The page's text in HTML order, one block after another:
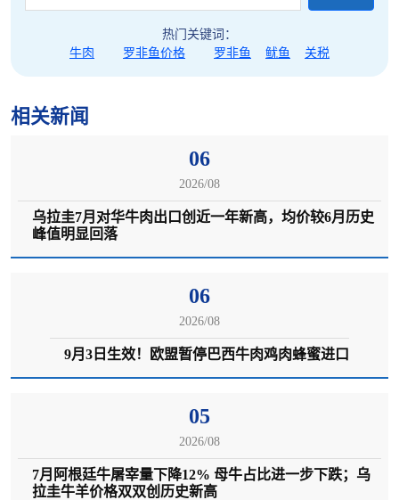
热门关键词：
牛肉
罗非鱼价格 罗非鱼 鱿鱼 关税
相关新闻
06
2026/08
乌拉圭7月对华牛肉出口创近一年新高，均价较6月历史
峰值明显回落
06
2026/08
9月3日生效！欧盟暂停巴西牛肉鸡肉蜂蜜进口
05
2026/08
7月阿根廷牛屠宰量下降12% 母牛占比进一步下跌；乌
拉圭牛羊价格双双创历史新高